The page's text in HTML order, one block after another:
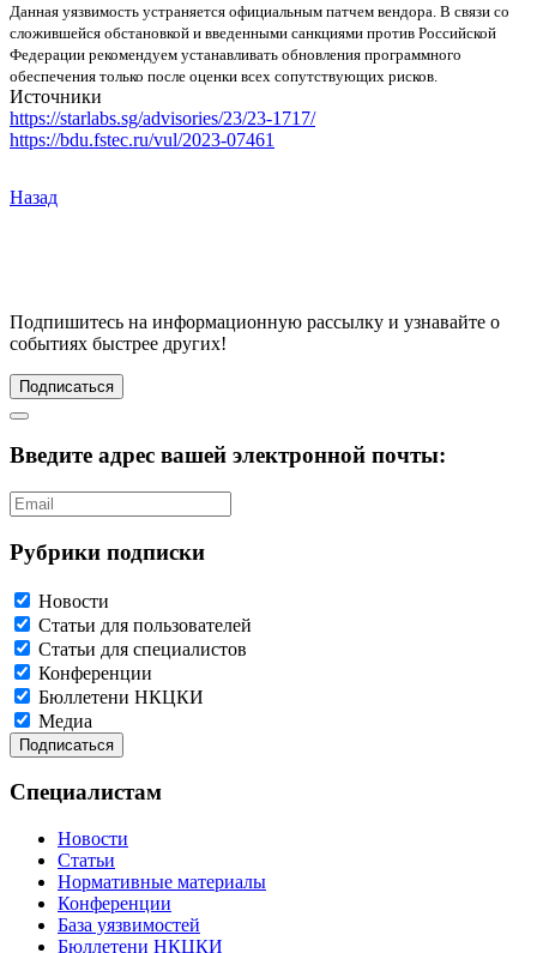
Данная уязвимость устраняется официальным патчем вендора. В связи со
сложившейся обстановкой и введенными санкциями против Российской
Федерации рекомендуем устанавливать обновления программного
обеспечения только после оценки всех сопутствующих рисков.
Источники
https://starlabs.sg/advisories/23/23-1717/
https://bdu.fstec.ru/vul/2023-07461
Назад
Подпишитесь на информационную рассылку и узнавайте о
событиях быстрее других!
Подписаться
Введите адрес вашей электронной почты:
Рубрики подписки
Новости
Статьи для пользователей
Статьи для специалистов
Конференции
Бюллетени НКЦКИ
Медиа
Специалистам
Новости
Статьи
Нормативные материалы
Конференции
База уязвимостей
Бюллетени НКЦКИ